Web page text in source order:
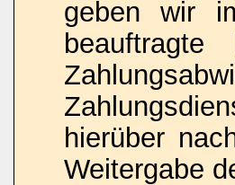
geben wir
hierüber
Weitergabe